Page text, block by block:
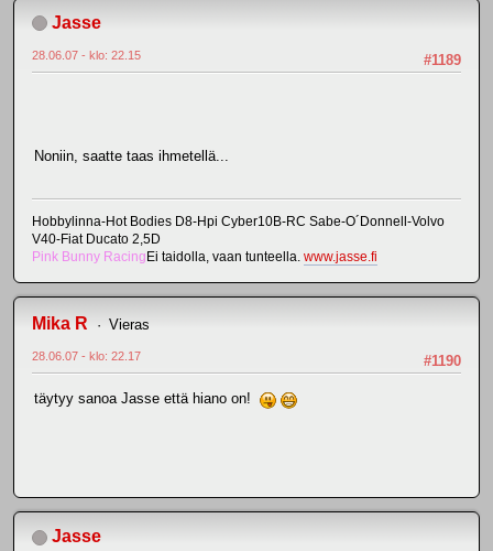
Jasse
#1189
28.06.07 - klo: 22.15
Noniin, saatte taas ihmetellä...
Hobbylinna-Hot Bodies D8-Hpi Cyber10B-RC Sabe-O´Donnell-Volvo
V40-Fiat Ducato 2,5D
Pink Bunny Racing Ei taidolla, vaan tunteella. www.jasse.fi
Mika R Vieras
#1190
28.06.07 - klo: 22.17
täytyy sanoa Jasse että hiano on!
Jasse